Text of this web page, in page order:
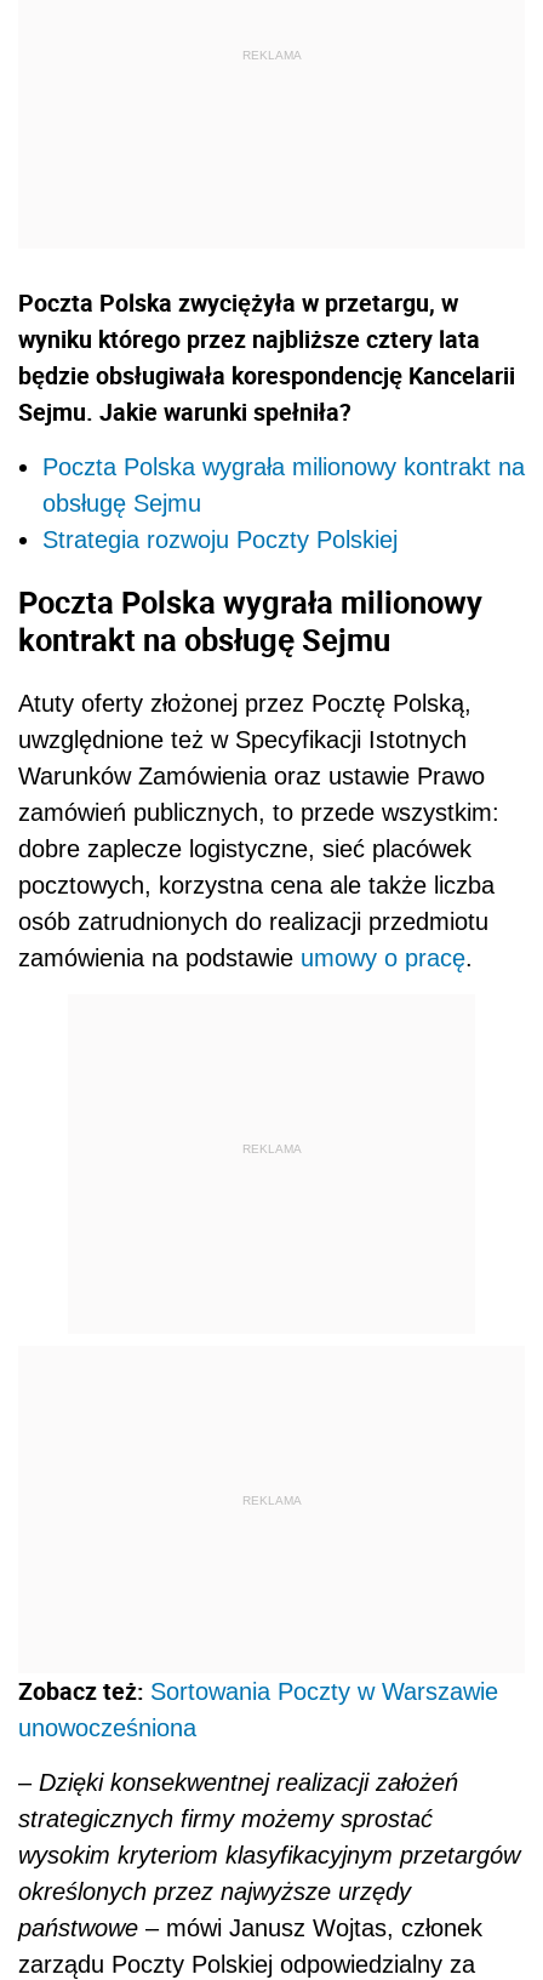
Poczta Polska zwyciężyła w przetargu, w
wyniku którego przez najbliższe cztery lata
będzie obsługiwała korespondencję Kancelarii
Sejmu. Jakie warunki spełniła?
Poczta Polska wygrała milionowy kontrakt na
obsługę Sejmu
Strategia rozwoju Poczty Polskiej
Poczta Polska wygrała milionowy
kontrakt na obsługę Sejmu
Atuty oferty złożonej przez Pocztę Polską,
uwzględnione też w Specyfikacji Istotnych
Warunków Zamówienia oraz ustawie Prawo
zamówień publicznych, to przede wszystkim:
dobre zaplecze logistyczne, sieć placówek
pocztowych, korzystna cena ale także liczba
osób zatrudnionych do realizacji przedmiotu
zamówienia na podstawie umowy o pracę.
REKLAMA
REKLAMA
Zobacz też: Sortowania Poczty w Warszawie
unowocześniona
– Dzięki konsekwentnej realizacji założeń
strategicznych firmy możemy sprostać
wysokim kryteriom klasyfikacyjnym przetargów
określonych przez najwyższe urzędy
państwowe – mówi Janusz Wojtas, członek
zarządu Poczty Polskiej odpowiedzialny za